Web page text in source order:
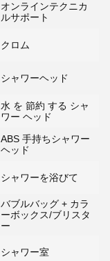
オンラインテクニカ
ルサポート
クロム
シャワーヘッド
水 を 節約 する シャ
ワー ヘッド
ABS 手持ちシャワー
ヘッド
シャワーを浴びて
バブルバッグ + カラ
ーボックス/ブリスタ
ー
シャワー室